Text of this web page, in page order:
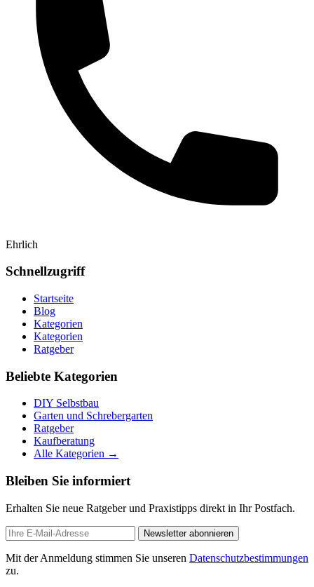
Ehrlich
Schnellzugriff
Startseite
Blog
Kategorien
Kategorien
Ratgeber
Beliebte Kategorien
DIY Selbstbau
Garten und Schrebergarten
Ratgeber
Kaufberatung
Alle Kategorien →
Bleiben Sie informiert
Erhalten Sie neue Ratgeber und Praxistipps direkt in Ihr Postfach.
Newsletter abonnieren
Mit der Anmeldung stimmen Sie unseren Datenschutzbestimmungen
zu.